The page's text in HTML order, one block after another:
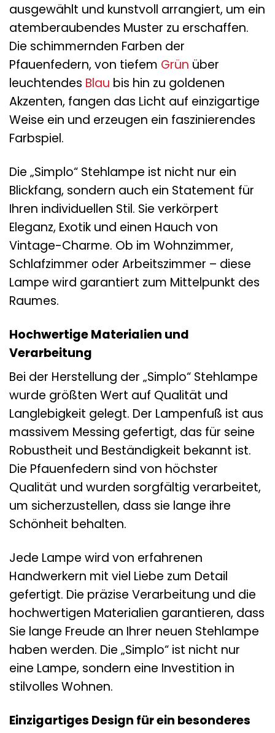
ausgewählt und kunstvoll arrangiert, um ein
atemberaubendes Muster zu erschaffen.
Die schimmernden Farben der
Pfauenfedern, von tiefem Grün über
leuchtendes Blau bis hin zu goldenen
Akzenten, fangen das Licht auf einzigartige
Weise ein und erzeugen ein faszinierendes
Farbspiel.
Die „Simplo“ Stehlampe ist nicht nur ein
Blickfang, sondern auch ein Statement für
Ihren individuellen Stil. Sie verkörpert
Eleganz, Exotik und einen Hauch von
Vintage-Charme. Ob im Wohnzimmer,
Schlafzimmer oder Arbeitszimmer – diese
Lampe wird garantiert zum Mittelpunkt des
Raumes.
Hochwertige Materialien und
Verarbeitung
Bei der Herstellung der „Simplo“ Stehlampe
wurde größten Wert auf Qualität und
Langlebigkeit gelegt. Der Lampenfuß ist aus
massivem Messing gefertigt, das für seine
Robustheit und Beständigkeit bekannt ist.
Die Pfauenfedern sind von höchster
Qualität und wurden sorgfältig verarbeitet,
um sicherzustellen, dass sie lange ihre
Schönheit behalten.
Jede Lampe wird von erfahrenen
Handwerkern mit viel Liebe zum Detail
gefertigt. Die präzise Verarbeitung und die
hochwertigen Materialien garantieren, dass
Sie lange Freude an Ihrer neuen Stehlampe
haben werden. Die „Simplo“ ist nicht nur
eine Lampe, sondern eine Investition in
stilvolles Wohnen.
Einzigartiges Design für ein besonderes